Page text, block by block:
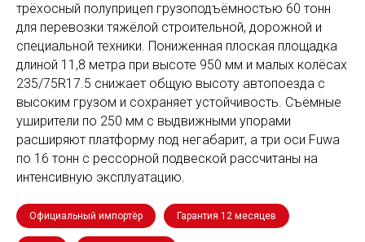
трёхосный полуприцеп грузоподъёмностью 60 тонн
для перевозки тяжёлой строительной, дорожной и
специальной техники. Пониженная плоская площадка
длиной 11,8 метра при высоте 950 мм и малых колёсах
235/75R17.5 снижает общую высоту автопоезда с
высоким грузом и сохраняет устойчивость. Съёмные
уширители по 250 мм с выдвижными упорами
расширяют платформу под негабарит, а три оси Fuwa
по 16 тонн с рессорной подвеской рассчитаны на
интенсивную эксплуатацию.
Официальный импортёр Гарантия 12 месяцев